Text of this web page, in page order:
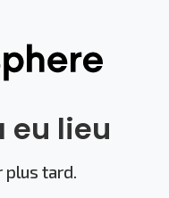
eu lieu
tard.